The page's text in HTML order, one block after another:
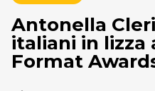
Antonella
italiani in lizza
Format